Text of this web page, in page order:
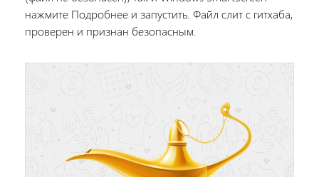
нажмите Подробнее и запустить. Файл слит с гитхаба,
проверен и признан безопасным.